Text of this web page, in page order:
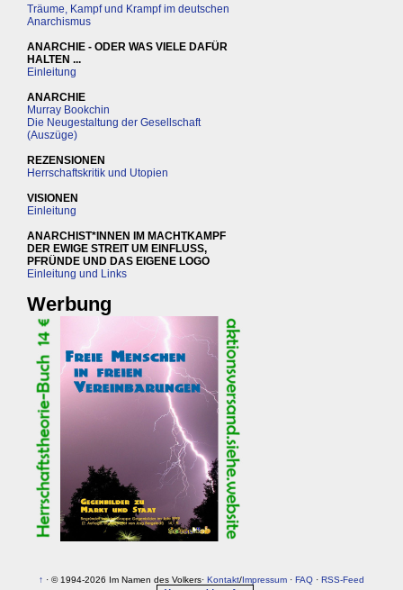
Träume, Kampf und Krampf im deutschen
Anarchismus
ANARCHIE - ODER WAS VIELE DAFÜR
HALTEN ...
Einleitung
ANARCHIE
Murray Bookchin
Die Neugestaltung der Gesellschaft
(Auszüge)
REZENSIONEN
Herrschaftskritik und Utopien
VISIONEN
Einleitung
ANARCHIST*INNEN IM MACHTKAMPF
DER EWIGE STREIT UM EINFLUSS,
PFRÜNDE UND DAS EIGENE LOGO
Einleitung und Links
Werbung
↑ · © 1994-2026 Im Namen des Volkers· Kontakt/ Impressum · FAQ · RSS-Feed